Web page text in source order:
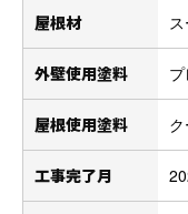
屋根材
外壁使用塗料
屋根使用塗料
工事完了月